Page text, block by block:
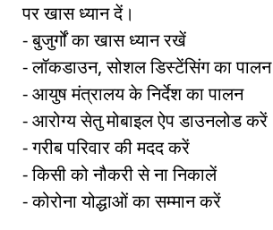
पर खास ध्यान दें।
- बुजुर्गों का खास ध्यान रखें
- लॉकडाउन, सोशल डिस्टेंसिंग का
- आयुष मंत्रालय के निर्देश का पालन
- आरोग्य सेतु मोबाइल ऐप डाउनलोड करें
- गरीब परिवार की मदद करें
- किसी को नौकरी से ना निकालें
- कोरोना योद्धाओं का सम्मान करें